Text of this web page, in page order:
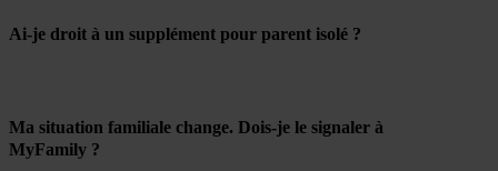
Ai-je droit à un supplément pour parent isolé ?
Ma situation familiale change. Dois-je le signaler à
MyFamily ?